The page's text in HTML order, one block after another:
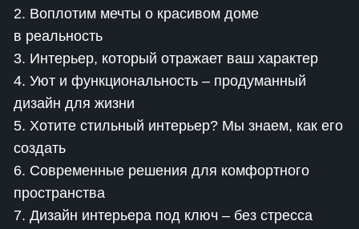
2. Воплотим мечты о красивом доме
в реальность
3. Интерьер, который отражает ваш характер
4. Уют и функциональность – продуманный
дизайн для жизни
5. Хотите стильный интерьер? Мы знаем, как его
создать
6. Современные решения для комфортного
пространства
7. Дизайн интерьера под ключ – без стресса